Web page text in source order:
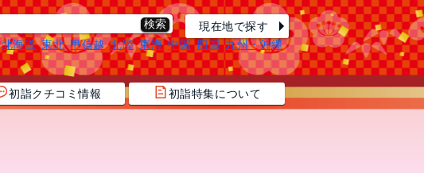
現在地で探す
北海道 東北 甲信越 北陸 東海 中国 四国 九州・沖縄
初詣クチコミ情報 初詣特集について